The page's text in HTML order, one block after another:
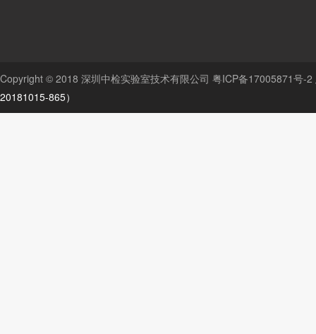
Copyright © 2018 深圳中检实验室技术有限公司 粤ICP备17005871号-2
20181015-865）